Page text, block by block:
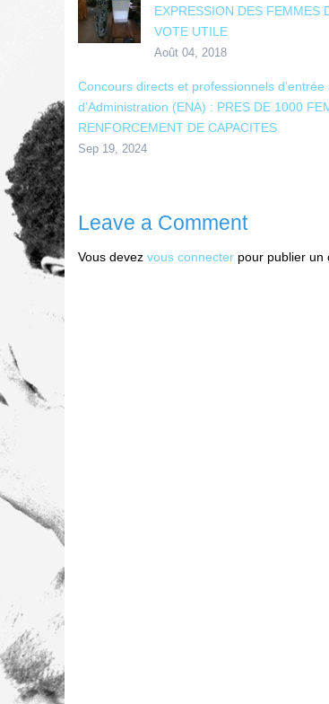
EXPRESSION DES FEMMES
VOTE UTILE
Août 04, 2018
Concours directs et professionnels d’entrée
d’Administration (ENA) : PRES DE 1000
RENFORCEMENT DE CAPACITES
Sep 19, 2024
Leave a Comment
Vous devez vous connecter pour publier un